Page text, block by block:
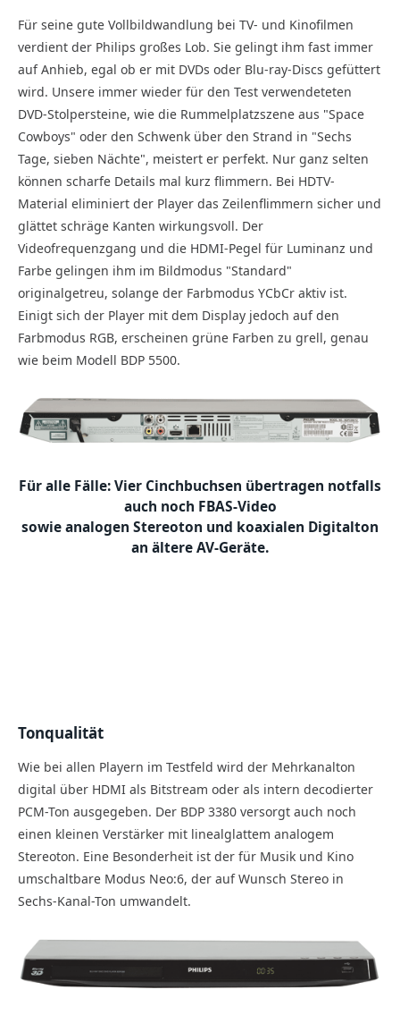
Für seine gute Vollbildwandlung bei TV- und Kinofilmen
verdient der Philips großes Lob. Sie gelingt ihm fast immer
auf Anhieb, egal ob er mit DVDs oder Blu-ray-Discs gefüttert
wird. Unsere immer wieder für den Test verwendeteten
DVD-Stolpersteine, wie die Rummelplatzszene aus "Space
Cowboys" oder den Schwenk über den Strand in "Sechs
Tage, sieben Nächte", meistert er perfekt. Nur ganz selten
können scharfe Details mal kurz flimmern. Bei HDTV-
Material eliminiert der Player das Zeilenflimmern sicher und
glättet schräge Kanten wirkungsvoll. Der
Videofrequenzgang und die HDMI-Pegel für Luminanz und
Farbe gelingen ihm im Bildmodus "Standard"
originalgetreu, solange der Farbmodus YCbCr aktiv ist.
Einigt sich der Player mit dem Display jedoch auf den
Farbmodus RGB, erscheinen grüne Farben zu grell, genau
wie beim Modell BDP 5500.
Für alle Fälle: Vier Cinchbuchsen übertragen notfalls
auch noch FBAS-Video
sowie analogen Stereoton und koaxialen Digitalton
an ältere AV-Geräte.
Tonqualität
Wie bei allen Playern im Testfeld wird der Mehrkanalton
digital über HDMI als Bitstream oder als intern decodierter
PCM-Ton ausgegeben. Der BDP 3380 versorgt auch noch
einen kleinen Verstärker mit linealglattem analogem
Stereoton. Eine Besonderheit ist der für Musik und Kino
umschaltbare Modus Neo:6, der auf Wunsch Stereo in
Sechs-Kanal-Ton umwandelt.